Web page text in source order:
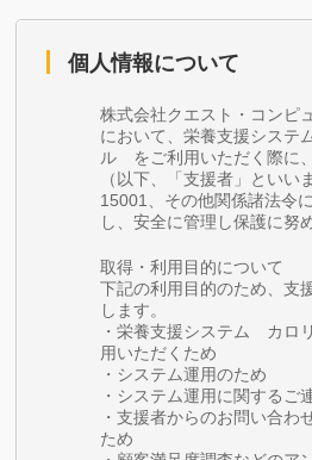
個人情報について
株式会社クエスト・コンピ
において、栄養支援シス
ル をご利用いただく際に
（以下、「支援者」といい
15001、その他関係諸法令
し、安全に管理し保護に努
取得・利用目的について
下記の利用目的のため、支
します。
・栄養支援システム カロ
用いただくため
・システム運用のため
・システム運用に関するご
・支援者からのお問い合わ
ため